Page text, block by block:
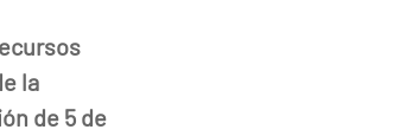
la
de 5 de